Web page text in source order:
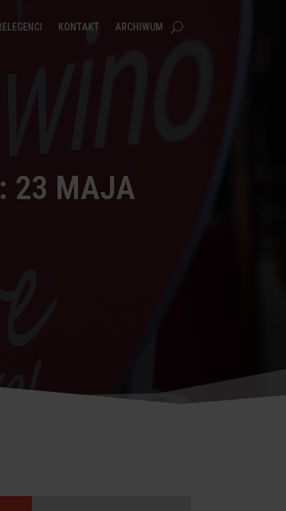
KONTAKT ARCHIWUM
23 MAJA